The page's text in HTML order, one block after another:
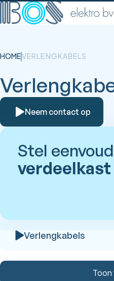
HOMEVERLENGKABELS
Neem contact op
Stel
verdeelkast
Verlengkabels